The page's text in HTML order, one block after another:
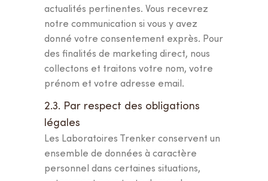
actualités pertinentes. Vous recevrez
notre communication si vous y avez
donné votre consentement exprès. Pour
des finalités de marketing direct, nous
collectons et traitons votre nom, votre
prénom et votre adresse email.
2.3. Par respect des obligations
légales
Les Laboratoires Trenker conservent un
ensemble de données à caractère
personnel dans certaines situations,